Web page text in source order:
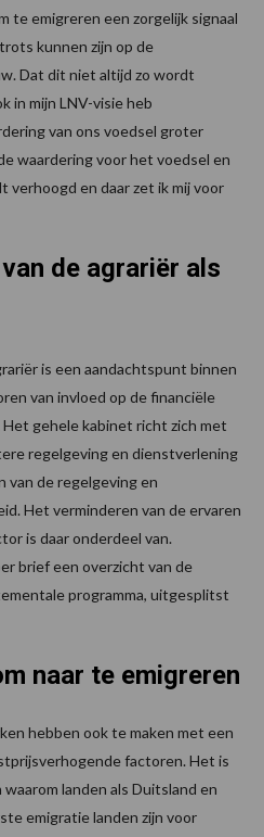
te emigreren een zorgelijk signaal
trots kunnen zijn op de
Dat dit niet altijd zo wordt
in mijn LNV-visie heb
van ons voedsel groter
waardering voor het voedsel en
verhoogd en daar zet ik mij voor
de agrariër als
is een aandachtspunt binnen
van invloed op de financiële
gehele kabinet richt zich met
regelgeving en dienstverlening
van de regelgeving en
Het verminderen van de ervaren
is daar onderdeel van.
brief een overzicht van de
programma, uitgesplitst
naar te emigreren
hebben ook te maken met een
factoren. Het is
landen als Duitsland en
emigratie landen zijn voor